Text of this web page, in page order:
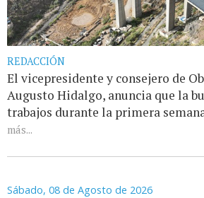
REDACCIÓN
El vicepresidente y consejero de
Augusto Hidalgo, anuncia que la
trabajos durante la primera
más...
Sábado, 08 de Agosto de 2026